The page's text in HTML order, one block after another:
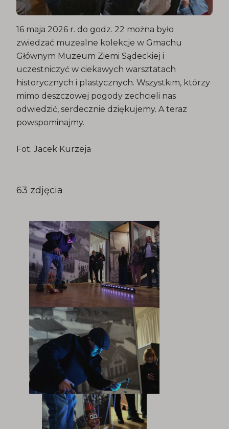
16 maja 2026 r. do godz. 22 można było
zwiedzać muzealne kolekcje w Gmachu
Głównym Muzeum Ziemi Sądeckiej i
uczestniczyć w ciekawych warsztatach
historycznych i plastycznych. Wszystkim, którzy
mimo deszczowej pogody zechcieli nas
odwiedzić, serdecznie dziękujemy. A teraz
powspominajmy.
Fot. Jacek Kurzeja
63 zdjęcia